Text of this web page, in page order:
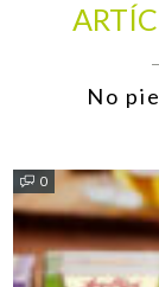
No
0